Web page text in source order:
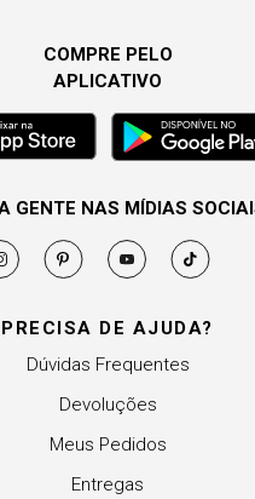
PRECISA DE AJUDA?
Dúvidas Frequentes
Devoluções
Meus Pedidos
Entregas
COMPRE PELO
APLICATIVO
GENTE NAS MÍDIAS